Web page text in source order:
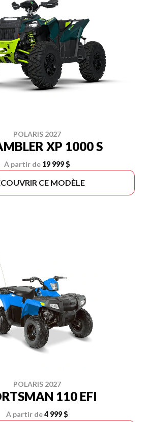
POLARIS 2027
XP 1000 S
À partir de 19 999 $
CE MODÈLE
POLARIS 2027
110 EFI
À partir de4 999 $